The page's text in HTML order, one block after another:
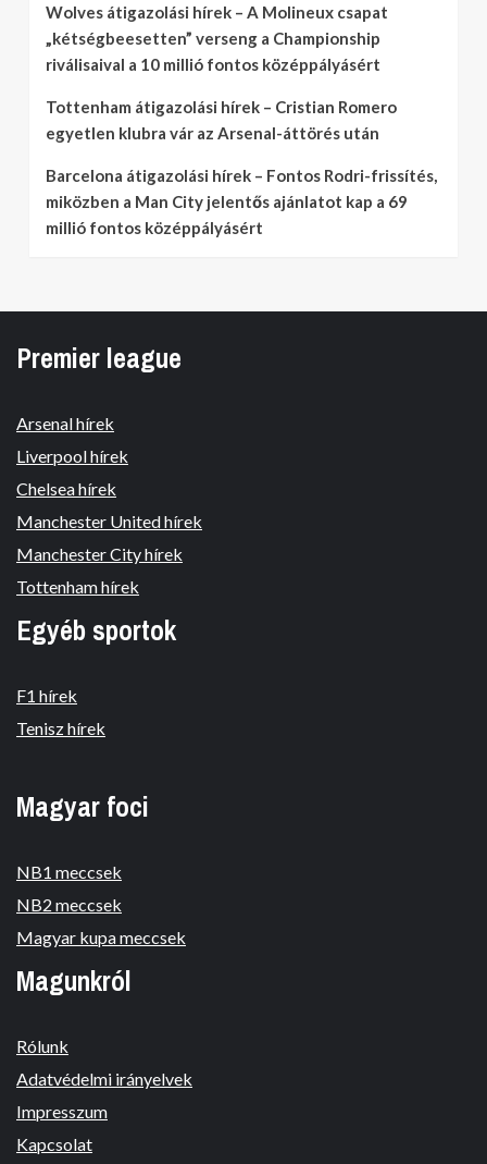
Wolves átigazolási hírek – A Molineux csapat
„kétségbeesetten” verseng a Championship
riválisaival a 10 millió fontos középpályásért
Tottenham átigazolási hírek – Cristian Romero
egyetlen klubra vár az Arsenal-áttörés után
Barcelona átigazolási hírek – Fontos Rodri-frissítés,
miközben a Man City jelentős ajánlatot kap a 69
millió fontos középpályásért
Premier league
Arsenal hírek
Liverpool hírek
Chelsea hírek
Manchester United hírek
Manchester City hírek
Tottenham hírek
Egyéb sportok
F1 hírek
Tenisz hírek
Magyar foci
NB1 meccsek
NB2 meccsek
Magyar kupa meccsek
Magunkról
Rólunk
Adatvédelmi irányelvek
Impresszum
Kapcsolat